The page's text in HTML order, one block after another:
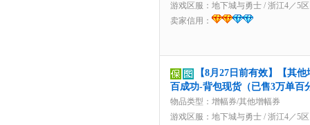
游戏区服： 地下城与勇士 / 浙江4／5区
卖家信用：
【8月27日前有效】【其
百成功-背包现货（已售3万单百
物品类型：增幅券/其他增幅券
游戏区服： 地下城与勇士 / 浙江4／5区